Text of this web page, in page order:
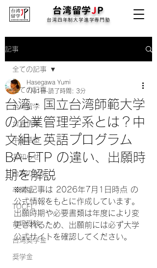
台湾留学JP
台湾四年制大学進学専門塾
記事
全ての記事
台湾留学
台湾情報
中国語塾
お知らせ
台湾の大学
卒業生
TOCFL
台湾受験
台湾奨学金
奨学金
全ての記事
台湾・国立台湾師範大学
の企業管理学系とは？中
文組と英語プログラム
BA-ETP の違い、出願時
期を解説
Hasegawa Yumi
7月1日 読了時間: 3分
※本記事は 2026年7月1日時点 の
公式情報をもとに作成しています。
出願時期や必要書類は年度により変
更されるため、出願前には必ず大学
公式サイトを確認してください。